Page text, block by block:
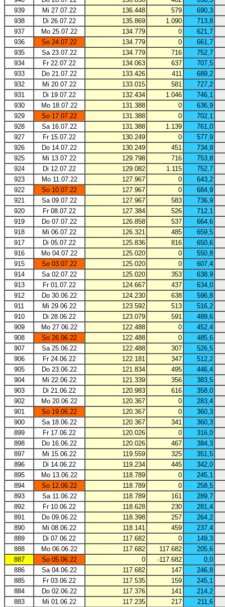
939
Mi 27.07.22 136.448 579
690,3
938
Di 26.07.22 135.869 1.090
713,8
937
Mo 25.07.22 134.779 0
621,7
936
So 24.07.22 134.779 0
661,7
935
Sa 23.07.22 134.779 716
752,7
934
Fr 22.07.22 134.063 637
707,5
933
Do 21.07.22 133.426 411
689,2
932
Mi 20.07.22 133.015 581
727,2
931
Di 19.07.22 132.434 1.046
746,1
930
Mo 18.07.22 131.388 0
636,9
929
So 17.07.22 131.388 0
702,1
928
Sa 16.07.22 131.388 1.139
761,0
927
Fr 15.07.22 130.249 0
577,9
926
Do 14.07.22 130.249 451
734,9
925
Mi 13.07.22 129.798 716
753,8
924
Di 12.07.22 129.082 1.115
752,7
923
Mo 11.07.22 127.967 0
643,2
922
So 10.07.22 127.967 0
684,9
921
Sa 09.07.22 127.967 583
736,9
920
Fr 08.07.22 127.384 526
712,1
919
Do 07.07.22 126.858 537
664,6
918
Mi 06.07.22 126.321 485
659,5
917
Di 05.07.22 125.836 816
650,6
916
Mo 04.07.22 125.020 0
550,8
915
So 03.07.22 125.020 0
607,4
914
Sa 02.07.22 125.020 353
638,9
913
Fr 01.07.22 124.667 437
634,0
912
Do 30.06.22 124.230 638
596,8
911
Mi 29.06.22 123.592 513
516,2
910
Di 28.06.22 123.079 591
489,6
909
Mo 27.06.22 122.488 0
452,4
908
So 26.06.22 122.488 0
485,6
907
Sa 25.06.22 122.488 307
526,5
906
Fr 24.06.22 122.181 347
512,2
905
Do 23.06.22 121.834 495
446,4
904
Mi 22.06.22 121.339 356
383,5
903
Di 21.06.22 120.983 616
358,0
902
Mo 20.06.22 120.367 0
283,4
901
So 19.06.22 120.367 0
360,3
900
Sa 18.06.22 120.367 341
360,3
899
Fr 17.06.22 120.026 0
316,0
898
Do 16.06.22 120.026 467
384,3
897
Mi 15.06.22 119.559 325
351,5
896
Di 14.06.22 119.234 445
342,0
895
Mo 13.06.22 118.789 0
245,1
894
So 12.06.22 118.789 0
258,5
893
Sa 11.06.22 118.789 161
289,7
892
Fr 10.06.22 118.628 230
281,4
891
Do 09.06.22 118.398 257
264,2
890
Mi 08.06.22 118.141 459
237,4
889
Di 07.06.22 117.682 0
149,3
888
Mo 06.06.22 117.682 117.682
205,6
887
So 05.06.22 0 -117.682
0,0
886
Sa 04.06.22 117.682 147
246,8
885
Fr 03.06.22 117.535 159
245,1
884
Do 02.06.22 117.376 141
214,2
883
Mi 01.06.22 117.235 217
211,6